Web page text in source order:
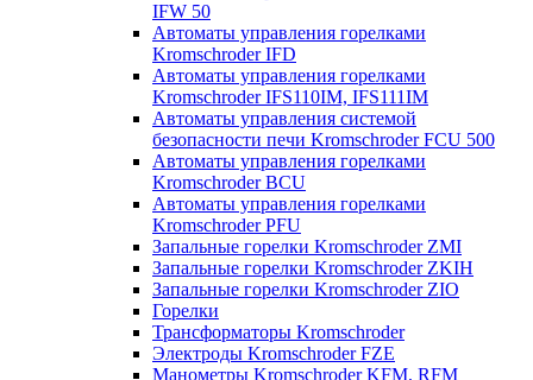
IFW 50
Автоматы управления горелками
Kromschroder IFD
Автоматы управления горелками
Kromschroder IFS110IM, IFS111IM
Автоматы управления системой
безопасности печи Kromschroder FCU 500
Автоматы управления горелками
Kromschroder BCU
Автоматы управления горелками
Kromschroder PFU
Запальные горелки Kromschroder ZМI
Запальные горелки Kromschroder ZKIH
Запальные горелки Kromschroder ZIO
Горелки
Трансформаторы Kromschroder
Электроды Kromschroder FZE
Манометры Kromschroder KFM, RFM